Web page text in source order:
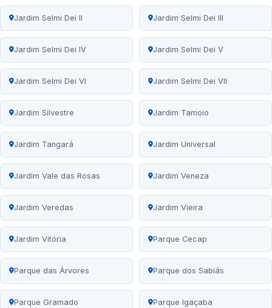
Jardim Selmi Dei II Jardim Selmi Dei III
Jardim Selmi Dei IV Jardim Selmi Dei V
Jardim Selmi Dei VI Jardim Selmi Dei VII
Jardim Silvestre Jardim Tamoio
Jardim Tangará Jardim Universal
Jardim Vale das Rosas Jardim Veneza
Jardim Veredas Jardim Vieira
Jardim Vitória Parque Cecap
Parque das Árvores Parque dos Sabiás
Parque Gramado Parque Igaçaba